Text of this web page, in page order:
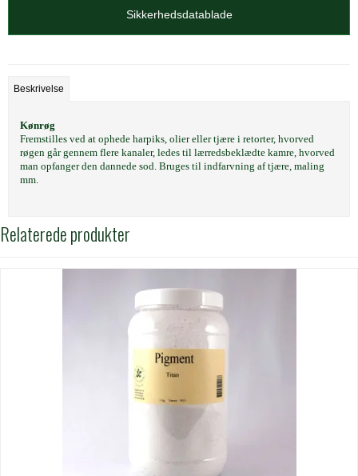
Sikkerhedsdatablade
Beskrivelse
Kønrøg
Fremstilles ved at ophede harpiks, olier eller tjære i retorter, hvorved
røgen går gennem flere kanaler, ledes til lærredsbeklædte kamre, hvorved
man opfanger den dannede sod. Bruges til indfarvning af tjære, maling
mm.
Relaterede produkter